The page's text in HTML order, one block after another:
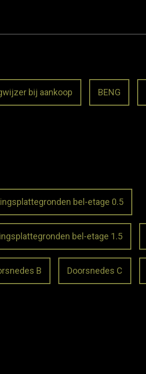
bij aankoop BENG
bel-etage 0.5
bel-etage 1.5
B Doorsnedes C